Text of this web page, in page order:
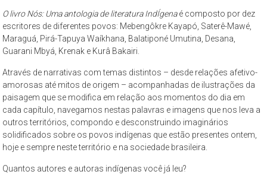
socioantropológica,
geográfica
e
histórica
propõe
constituir-
se
como
um
espaço
de
O livro Nós: Uma antologia de literatura IndÍgenaé composto por dez
escritores de diferentes povos: Mebengôkre Kayapó, Saterê-Mawé,
Maraguá, Pirá-Tapuya Waíkhana, Balatiponé Umutina, Desana,
Guarani Mbyá, Krenak e Kurâ Bakairi.
Através de narrativas com temas distintos – desde relações afetivo-
amorosas até mitos de origem – acompanhadas de ilustrações da
paisagem que se modifica em relação aos momentos do dia em
cada capítulo, navegamos nestas palavras e imagens que nos leva a
outros territórios, compondo e desconstruindo imaginários
solidificados sobre os povos indígenas que estão presentes ontem,
hoje e sempre neste território e na sociedade brasileira.
Quantos autores e autoras indígenas você já leu?